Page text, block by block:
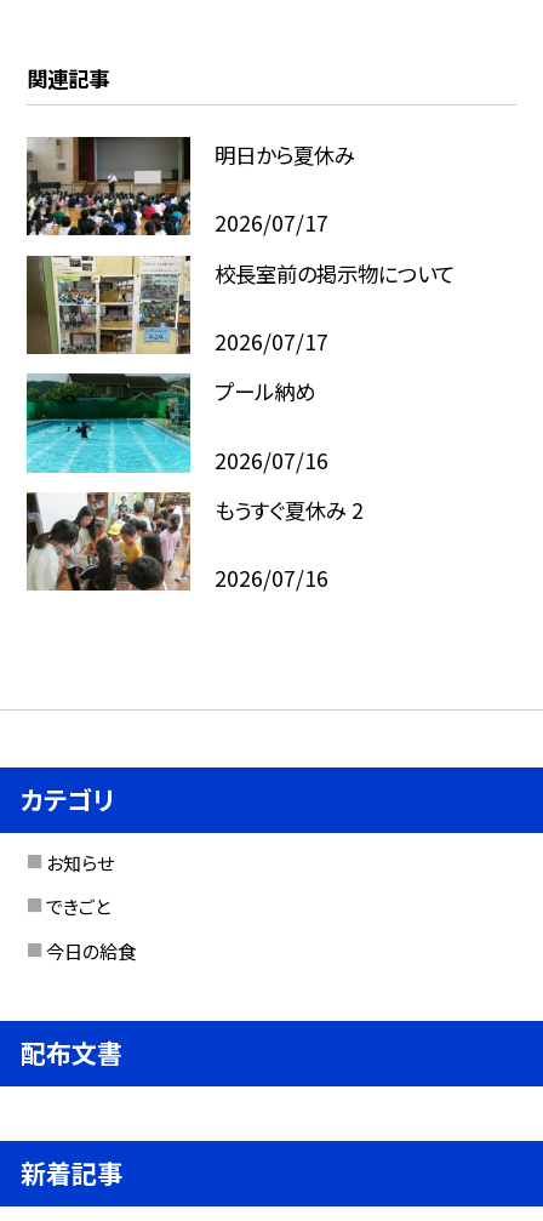
関連記事
明日から夏休み
2026/07/17
校長室前の掲示物について
2026/07/17
プール納め
2026/07/16
もうすぐ夏休み 2
2026/07/16
カテゴリ
お知らせ
できごと
今日の給食
配布文書
新着記事